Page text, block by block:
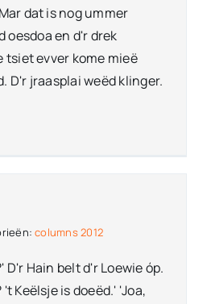
dat is nog ummer
oesdoa en d'r drek
tsiet evver kome mieë
D'r jraasplai weëd klinger.
columns 2012
D'r Hain belt d'r Loewie óp.
Keëlsje is doeëd.' 'Joa,